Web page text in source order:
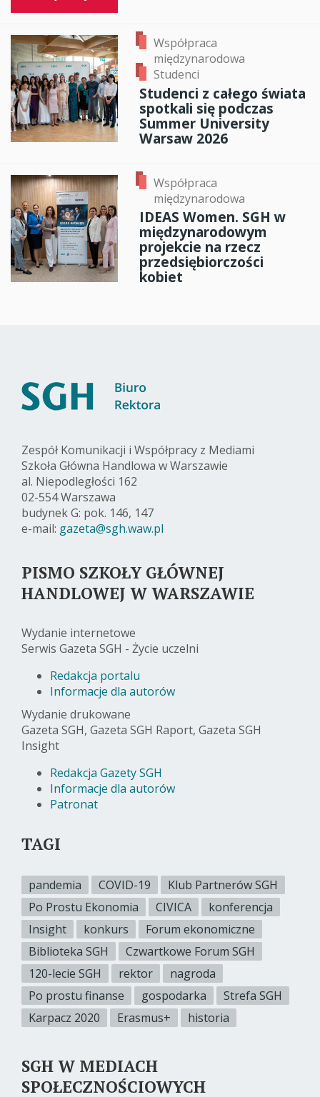
Współpraca
międzynarodowa
Studenci
Studenci z całego świata
spotkali się podczas
Summer University
Warsaw 2026
Współpraca
międzynarodowa
IDEAS Women. SGH w
międzynarodowym
projekcie na rzecz
przedsiębiorczości
kobiet
Zespół Komunikacji i Współpracy z Mediami
Szkoła Główna Handlowa w Warszawie
al. Niepodległości 162
02-554 Warszawa
budynek G: pok. 146, 147
e-mail: gazeta@sgh.waw.pl
PISMO SZKOŁY GŁÓWNEJ
HANDLOWEJ W WARSZAWIE
Wydanie internetowe
Serwis Gazeta SGH - Życie uczelni
Redakcja portalu
Informacje dla autorów
Wydanie drukowane
Gazeta SGH, Gazeta SGH Raport, Gazeta SGH
Insight
Redakcja Gazety SGH
Informacje dla autorów
Patronat
TAGI
pandemia COVID-19
Klub Partnerów SGH
Po Prostu Ekonomia
CIVICA
konferencja
Insight
konkurs
Forum ekonomiczne
Biblioteka SGH
Czwartkowe Forum SGH
120-lecie SGH
rektor
nagroda
Po prostu finanse
gospodarka
Strefa SGH
Karpacz 2020
Erasmus+ historia
SGH W MEDIACH
SPOŁECZNOŚCIOWYCH